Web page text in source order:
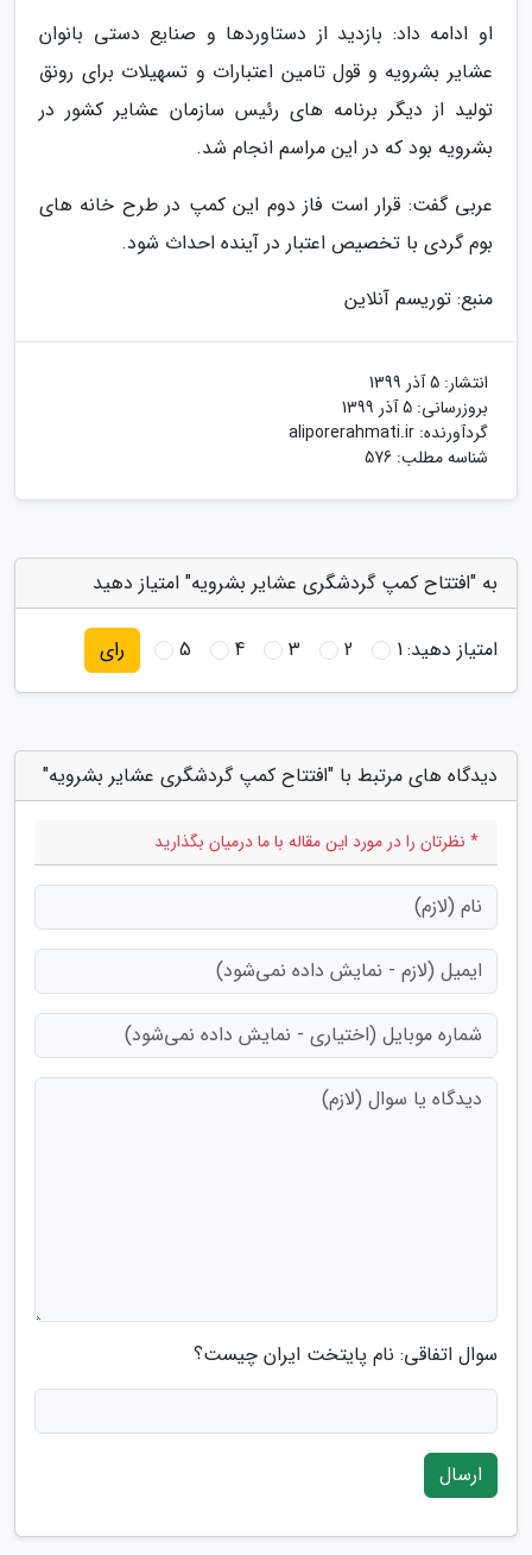
او ادامه داد: بازدید از دستاوردها و صنایع دستی بانوان
عشایر بشرویه و قول تامین اعتبارات و تسهیلات برای رونق
تولید از دیگر برنامه های رئیس سازمان عشایر کشور در
بشرویه بود که در این مراسم انجام شد.
عربی گفت: قرار است فاز دوم این کمپ در طرح خانه های
بوم گردی با تخصیص اعتبار در آینده احداث شود.
منبع: توریسم آنلاین
انتشار: 5 آذر 1399
بروزرسانی: 5 آذر 1399
گردآورنده: aliporerahmati.ir
شناسه مطلب: 576
به "افتتاح کمپ گردشگری عشایر بشرویه" امتیاز دهید
امتیاز دهید:1
2
3
4
5 رای
دیدگاه های مرتبط با "افتتاح کمپ گردشگری عشایر بشرویه"
* نظرتان را در مورد این مقاله با ما درمیان بگذارید
سوال اتفاقی: نام پایتخت ایران چیست؟
ارسال